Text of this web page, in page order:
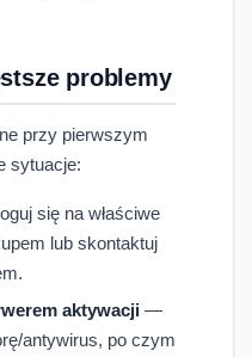
problemy
przy pierwszym
sytuacje:
się na właściwe
lub skontaktuj
aktywacji —
antywirus, po czym